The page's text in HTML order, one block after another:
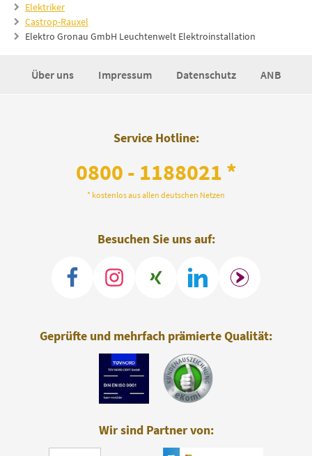
Elektriker
Castrop-Rauxel
Elektro Gronau GmbH Leuchtenwelt Elektroinstallation
Über uns Impressum Datenschutz ANB
Service Hotline:
0800 - 1188021 *
* kostenlos aus allen deutschen Netzen
Besuchen Sie uns auf:
Geprüfte und mehrfach prämierte Qualität:
Wir sind Partner von: